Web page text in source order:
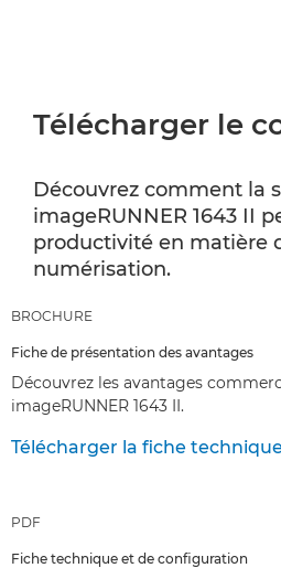
Télécharger le
Découvrez comment la
imageRUNNER 1643 II
productivité en matière
numérisation.
BROCHURE
Fiche de présentation des avantages
Découvrez les avantages
imageRUNNER 1643 II.
Télécharger la fiche
PDF
Fiche technique et de configuration